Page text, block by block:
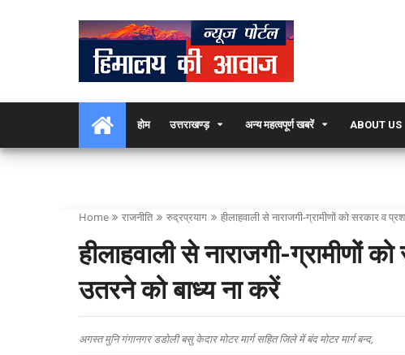
होम उत्तराखण्ड़ अन्य महत्वपूर्ण खबरें ABOUT US
Home राजनीति रुद्रप्रयाग हीलाहवाली से नाराजगी-ग्रामीणों को सरकार व
हीलाहवाली से नाराजगी-ग्रामीणों
उतरने को बाध्य ना करें
अगस्त मुनि गंगानगर डडोली बसु केदार मोटर मार्ग सहित जिले में बंद मोटर मार्ग बन्द,